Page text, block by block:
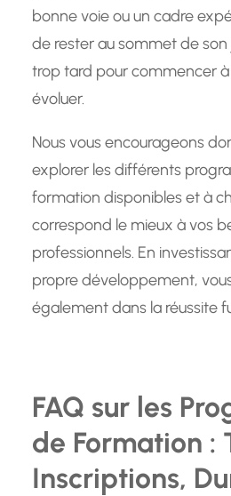
bonne voie ou un cadre
de rester au sommet de son
trop tard pour commencer
évoluer.
Nous vous encourageons
explorer les différents
formation disponibles et à
correspond le mieux à vos
professionnels. En
propre développement,
également dans la réussite
FAQ sur les
de Formation :
Inscriptions,